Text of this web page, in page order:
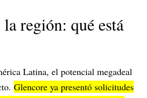
región: qué está
Latina, el potencial megadeal
Glencore ya presentó solicitudes